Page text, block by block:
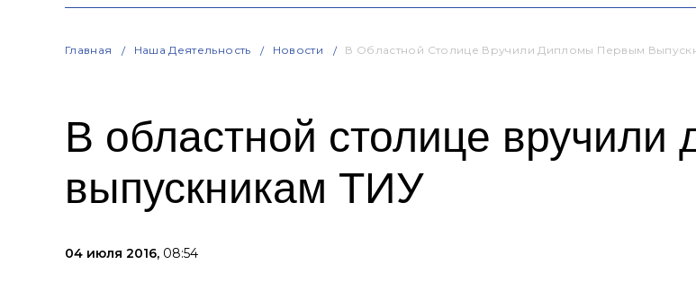
Главная Наша Деятельность Новости В Областной Столице Вручили Дипломы Первым
В областной столице
выпускникам ТИУ
04 июля 2016, 08:54